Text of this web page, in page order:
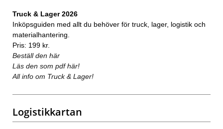
Truck & Lager 2026
Inköpsguiden med allt du behöver för truck, lager, logistik och
materialhantering.
Pris: 199 kr.
Beställ den här
Läs den som pdf här!
All info om Truck & Lager!
Logistikkartan